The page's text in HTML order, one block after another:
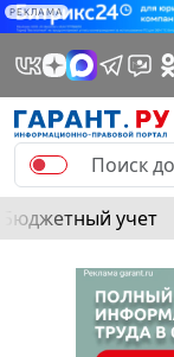
РЕКЛАМА
Бюджетный учет